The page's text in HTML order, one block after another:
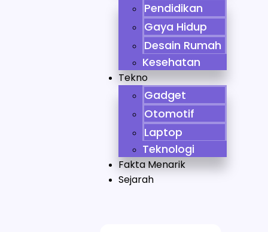
Pendidikan
Gaya Hidup
Desain Rumah
Kesehatan
Tekno
Gadget
Otomotif
Laptop
Teknologi
Fakta Menarik
Sejarah